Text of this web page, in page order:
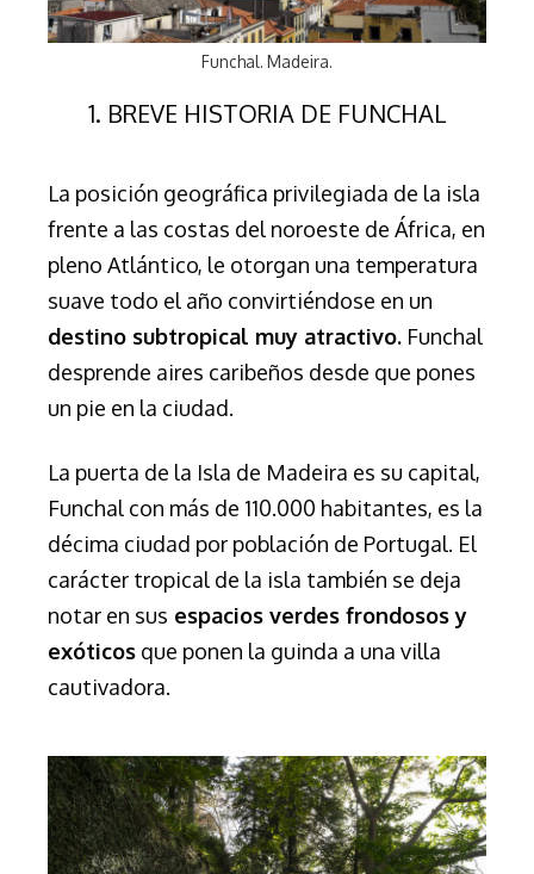
Funchal. Madeira.
1. BREVE HISTORIA DE FUNCHAL
La posición geográfica privilegiada de la isla
frente a las costas del noroeste de África, en
pleno Atlántico, le otorgan una temperatura
suave todo el año convirtiéndose en un
destino subtropical muy atractivo. Funchal
desprende aires caribeños desde que pones
un pie en la ciudad.
La puerta de la Isla de Madeira es su capital,
Funchal con más de 110.000 habitantes, es la
décima ciudad por población de Portugal. El
carácter tropical de la isla también se deja
notar en sus espacios verdes frondosos y
exóticos que ponen la guinda a una villa
cautivadora.